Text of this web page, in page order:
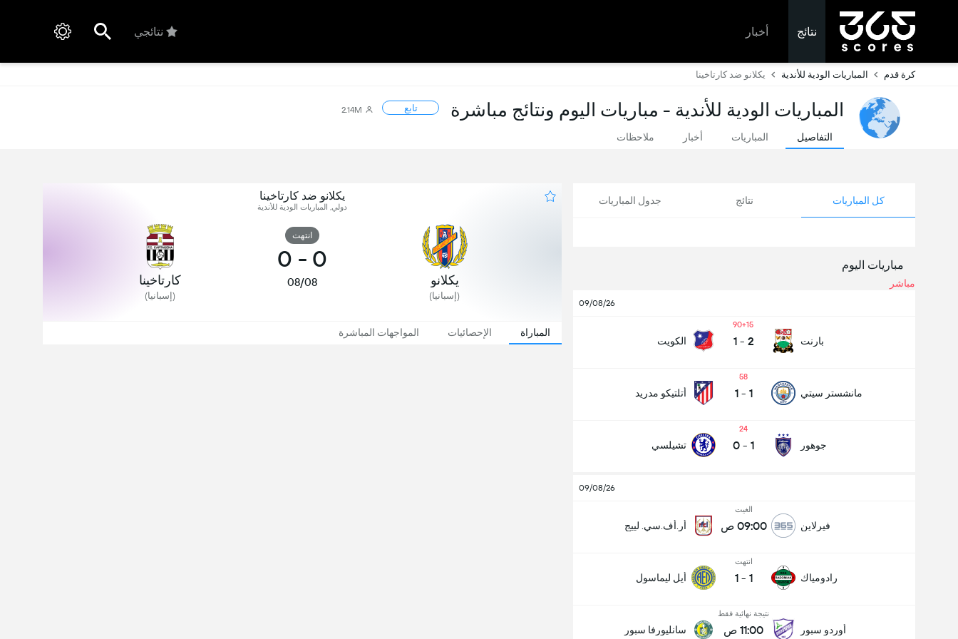
نتائج أخبار نتائجي
كرة قدم المباريات الودية للأندية يكلانو ضد كارتاخينا
المباريات الودية للأندية - مباريات اليوم ونتائج مباشرة تابع 2.14M
التفاصيل المباريات أخبار ملاحظات
كل المباريات نتائج جدول المباريات
مباريات اليوم
مباشر
09/08/26
بارنت
90+15
2
-
1 الكويت
مانشستر سيتي
58
1
-
1 أتلتيكو مدريد
جوهور
24
1
-
0 تشيلسي
09/08/26
فيرلاين
الغيت
09:00 ص أر.أف.سي. لييج
رادومياك
انتهت
1
-
1 أيل ليماسول
أوردو سبور
نتيجة نهائية فقط
11:00 ص سانليورفا سبور
يكلانو ضد كارتاخينا
دولي, المباريات الودية للأندية
يكلانو
(إسبانيا)
انتهت
0
-
0
08/08 كارتاخينا
(إسبانيا)
المباراة الإحصائيات المواجهات المباشرة